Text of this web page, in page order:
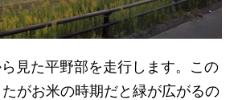
見た平野部を走行します。この
がお米の時期だと緑が広がるの